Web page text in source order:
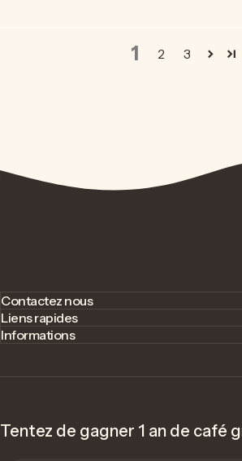
1 2 3
Contactez nous
Liens rapides
Informations
Tentez de gagner 1 an de café